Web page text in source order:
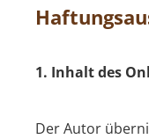
1. Inhalt des
Der Autor